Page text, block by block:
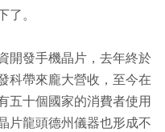
。
開發手機晶片，去年終於
科帶來龐大營收，至今在
五十個國家的消費者使用
片龍頭德州儀器也形成不